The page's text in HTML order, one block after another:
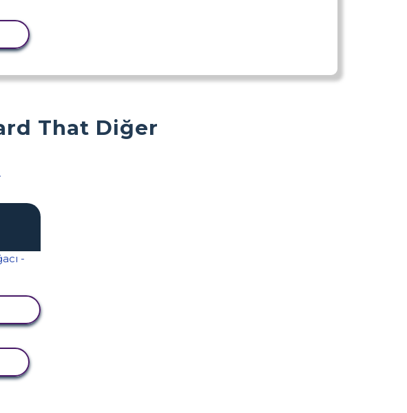
That Diğer